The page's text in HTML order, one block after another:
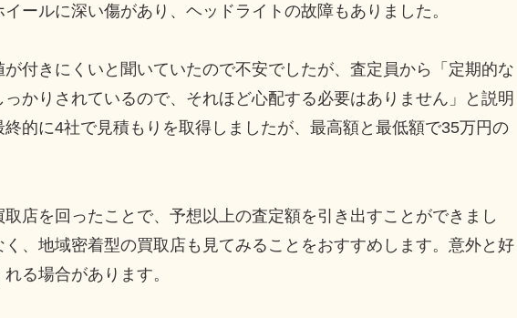
ールに深い傷があり、ヘッドライトの故障もありました。
付きにくいと聞いていたので不安でしたが、査定員から「定期的な
っかりされているので、それほど心配する必要はありません」と説明
終的に4社で見積もりを取得しましたが、最高額と最低額で35万円の
店を回ったことで、予想以上の査定額を引き出すことができまし
く、地域密着型の買取店も見てみることをおすすめします。意外と好
る場合があります。